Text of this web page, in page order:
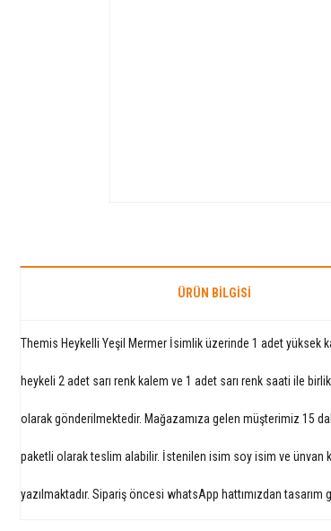
ÜRÜN BILGISI
Themis Heykelli Yeşil Mermer İsimlik üzerinde 1 adet yüksek
heykeli 2 adet sarı renk kalem ve 1 adet sarı renk saati ile
olarak gönderilmektedir. Mağazamıza gelen müşterimiz 15
paketli olarak teslim alabilir. İstenilen isim soy isim ve ünvan
yazılmaktadır. Sipariş öncesi whatsApp hattımızdan tasarım